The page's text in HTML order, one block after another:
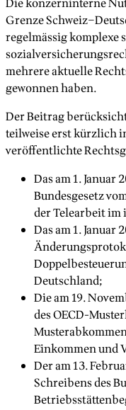
Die konzerninterne
Grenze
regelmässig komplexe
mehrere aktuelle
gewonnen haben.
Der Beitrag
teilweise erst kürzlich
veröffentlichte
Das am 1.
Bundesgesetz
der Telearbeit
Das am 1. Januar
Deutschland;
Die am 19.
des OECD-
Einkommen und
Der am 13.
Schreibens des